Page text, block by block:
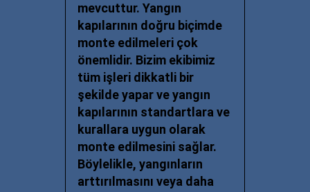
mevcuttur. Yangın
kapılarının doğru biçimde
monte edilmeleri çok
önemlidir. Bizim ekibimiz
tüm işleri dikkatli bir
şekilde yapar ve yangın
kapılarının standartlara ve
kurallara uygun olarak
monte edilmesini sağlar.
Böylelikle, yangınların
arttırılmasını veya daha